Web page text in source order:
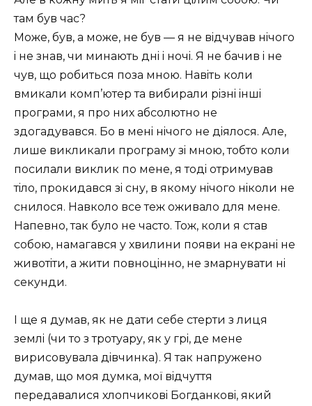
там був час?
Може, був, а може, не був — я не вiдчував нiчого
i не знав, чи минають днi i ночi. Я не бачив i не
чув, що робиться поза мною. Навiть коли
вмикали комп’ютер та вибирали рiзнi iншi
програми, я про них абсолютно не
здогадувався. Бо в менi нiчого не дiялося. Але,
лише викликали програму зi мною, тобто коли
посилали виклик по мене, я тодi отримував
тiло, прокидався зi сну, в якому нiчого нiколи не
снилося. Навколо все теж оживало для мене.
Напевно, так було не часто. Тож, коли я став
собою, намагався у хвилини появи на екранi не
животiти, а жити повноцiнно, не змарнувати нi
секунди.
I ще я думав, як не дати себе стерти з лиця
землi (чи то з тротуару, як у грi, де мене
вирисовувала дiвчинка). Я так напружено
думав, що моя думка, моï вiдчуття
передавалися хлопчиковi Богданковi, який